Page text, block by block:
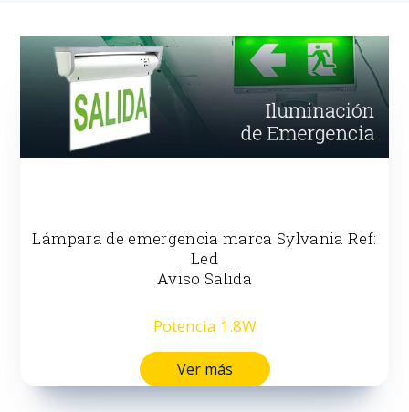
Lámpara de emergencia marca Sylvania Ref:
Led
Aviso Salida
Potencia 1.8W
Ver más